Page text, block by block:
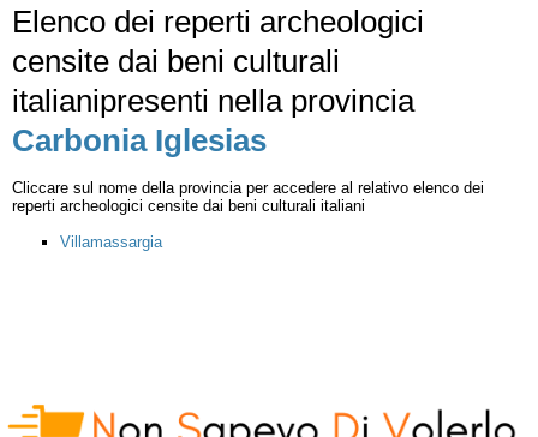
Elenco dei reperti archeologici
censite dai beni culturali
italianipresenti nella provincia
Carbonia Iglesias
Cliccare sul nome della provincia per accedere al relativo elenco dei
reperti archeologici censite dai beni culturali italiani
Villamassargia